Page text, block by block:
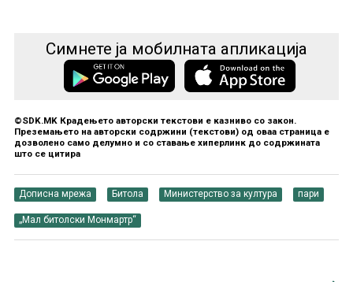
Симнете ја мобилната апликација
©SDK.MK Крадењето авторски текстови е казниво со закон.
Преземањето на авторски содржини (текстови) од оваа страница е
дозволено само делумно и со ставање хиперлинк до содржината
што се цитира
Дописна мрежа Битола Министерство за култура пари
„Мал битолски Монмартр“